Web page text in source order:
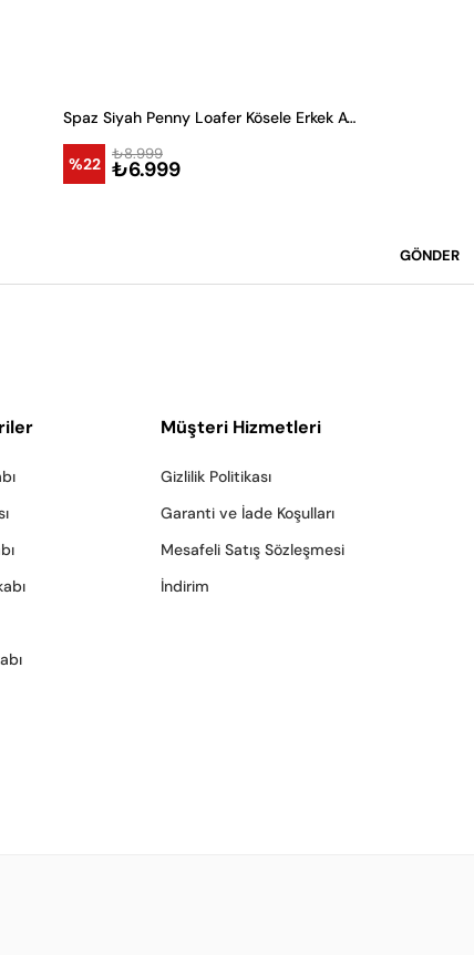
Spaz Siyah Penny Loafer Kösele Erkek Ayakkabı
%22 ₺6.999
₺8.999
GÖNDER
Müşteri Hizmetleri
Gizlilik Politikası
Garanti ve İade Koşulları
Mesafeli Satış Sözleşmesi
İndirim